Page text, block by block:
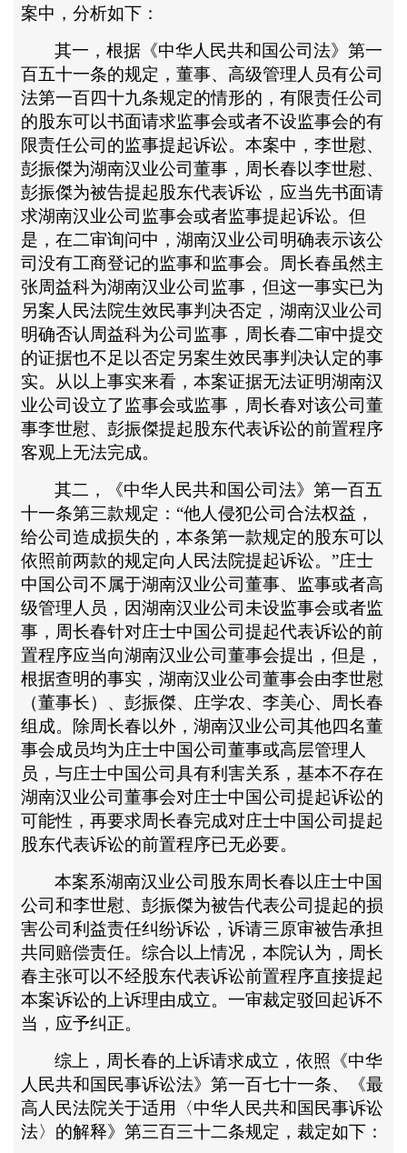
案中，分析如下：
其一，根据《中华人民共和国公司法》第一
百五十一条的规定，董事、高级管理人员有公司
法第一百四十九条规定的情形的，有限责任公司
的股东可以书面请求监事会或者不设监事会的有
限责任公司的监事提起诉讼。本案中，李世慰、
彭振傑为湖南汉业公司董事，周长春以李世慰、
彭振傑为被告提起股东代表诉讼，应当先书面请
求湖南汉业公司监事会或者监事提起诉讼。但
是，在二审询问中，湖南汉业公司明确表示该公
司没有工商登记的监事和监事会。周长春虽然主
张周益科为湖南汉业公司监事，但这一事实已为
另案人民法院生效民事判决否定，湖南汉业公司
明确否认周益科为公司监事，周长春二审中提交
的证据也不足以否定另案生效民事判决认定的事
实。从以上事实来看，本案证据无法证明湖南汉
业公司设立了监事会或监事，周长春对该公司董
事李世慰、彭振傑提起股东代表诉讼的前置程序
客观上无法完成。
其二，《中华人民共和国公司法》第一百五
十一条第三款规定： “他人侵犯公司合法权益，
给公司造成损失的，本条第一款规定的股东可以
依照前两款的规定向人民法院提起诉讼。”庄士
中国公司不属于湖南汉业公司董事、监事或者高
级管理人员，因湖南汉业公司未设监事会或者监
事，周长春针对庄士中国公司提起代表诉讼的前
置程序应当向湖南汉业公司董事会提出，但是，
根据查明的事实，湖南汉业公司董事会由李世慰
（董事长）、彭振傑、庄学农、李美心、周长春
组成。除周长春以外，湖南汉业公司其他四名董
事会成员均为庄士中国公司董事或高层管理人
员，与庄士中国公司具有利害关系，基本不存在
湖南汉业公司董事会对庄士中国公司提起诉讼的
可能性，再要求周长春完成对庄士中国公司提起
股东代表诉讼的前置程序已无必要。
本案系湖南汉业公司股东周长春以庄士中国
公司和李世慰、彭振傑为被告代表公司提起的损
害公司利益责任纠纷诉讼，诉请三原审被告承担
共同赔偿责任。综合以上情况，本院认为，周长
春主张可以不经股东代表诉讼前置程序直接提起
本案诉讼的上诉理由成立。一审裁定驳回起诉不
当，应予纠正。
综上，周长春的上诉请求成立，依照《中华
人民共和国民事诉讼法》第一百七十一条、《最
高人民法院关于适用〈中华人民共和国民事诉讼
法〉的解释》第三百三十二条规定，裁定如下：